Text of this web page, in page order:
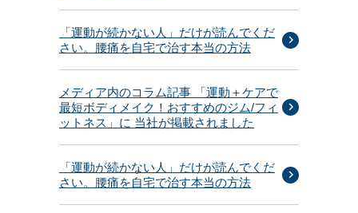
「運動が続かない人」だけが読んでくだ
さい。腰痛を自宅で治す本当の方法
メディア内のコラム記事 「運動＋ケアで
最短ボディメイク！おすすめのジム/フィ
ットネス」に 当社が掲載されました
「運動が続かない人」だけが読んでくだ
さい。腰痛を自宅で治す本当の方法